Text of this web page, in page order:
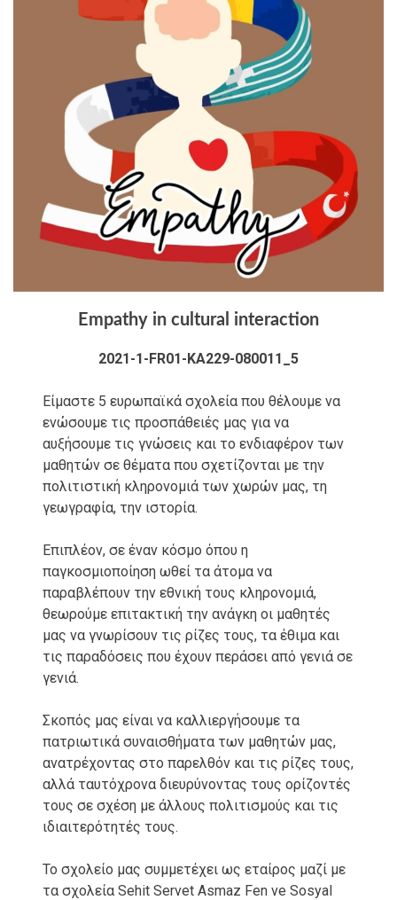
Empathy in cultural interaction
2021-1-FR01-KA229-080011_5
Είμαστε 5 ευρωπαϊκά σχολεία που θέλουμε να
ενώσουμε τις προσπάθειές μας για να
αυξήσουμε τις γνώσεις και το ενδιαφέρον των
μαθητών σε θέματα που σχετίζονται με την
πολιτιστική κληρονομιά των χωρών μας, τη
γεωγραφία, την ιστορία.
Επιπλέον, σε έναν κόσμο όπου η
παγκοσμιοποίηση ωθεί τα άτομα να
παραβλέπουν την εθνική τους κληρονομιά,
θεωρούμε επιτακτική την ανάγκη οι μαθητές
μας να γνωρίσουν τις ρίζες τους, τα έθιμα και
τις παραδόσεις που έχουν περάσει από γενιά σε
γενιά.
Σκοπός μας είναι να καλλιεργήσουμε τα
πατριωτικά συναισθήματα των μαθητών μας,
ανατρέχοντας στο παρελθόν και τις ρίζες τους,
αλλά ταυτόχρονα διευρύνοντας τους ορίζοντές
τους σε σχέση με άλλους πολιτισμούς και τις
ιδιαιτερότητές τους.
Το σχολείο μας συμμετέχει ως εταίρος μαζί με
τα σχολεία Sehit Servet Asmaz Fen ve Sosyal